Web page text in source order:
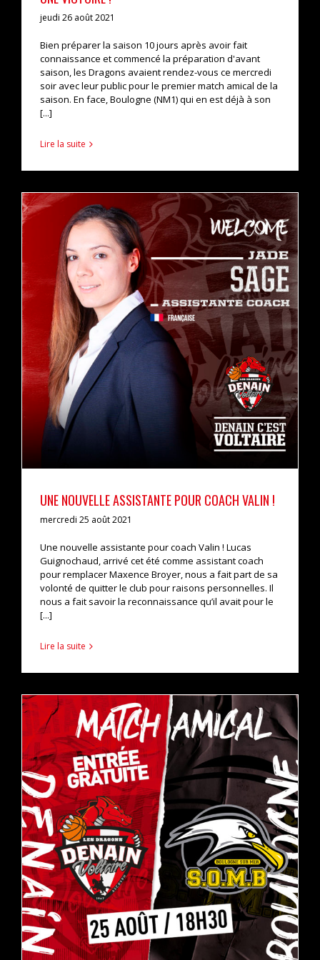
jeudi 26 août 2021
Bien préparer la saison 10 jours après avoir fait
connaissance et commencé la préparation d'avant
saison, les Dragons avaient rendez-vous ce mercredi
soir avec leur public pour le premier match amical de la
saison. En face, Boulogne (NM1) qui en est déjà à son
[...]
Lire la suite
UNE NOUVELLE ASSISTANTE POUR COACH VALIN !
actualités pro b
UNE NOUVELLE ASSISTANTE POUR COACH VALIN !
mercredi 25 août 2021
Une nouvelle assistante pour coach Valin ! Lucas
Guignochaud, arrivé cet été comme assistant coach
pour remplacer Maxence Broyer, nous a fait part de sa
volonté de quitter le club pour raisons personnelles. Il
nous a fait savoir la reconnaissance qu’il avait pour le
[...]
Lire la suite
VENEZ RETROUVER VOS DRAGONS !
pro b